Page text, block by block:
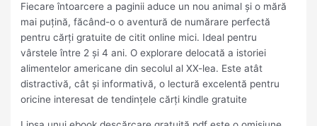
Fiecare întoarcere a paginii aduce un nou animal și o mără
mai puțină, făcând-o o aventură de numărare perfectă
pentru cărți gratuite de citit online mici. Ideal pentru
vârstele între 2 și 4 ani. O explorare delocată a istoriei
alimentelor americane din secolul al XX-lea. Este atât
distractivă, cât și informativă, o lectură excelentă pentru
oricine interesat de tendințele cărți kindle gratuite